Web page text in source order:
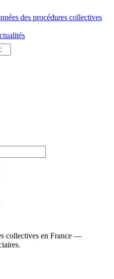
des procédures collectives
collectives en France —